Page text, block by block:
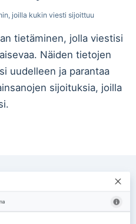
joilla kukin viesti sijoittuu
tietäminen, jolla viestisi
Näiden tietojen
uudelleen ja parantaa
sijoituksia, joilla